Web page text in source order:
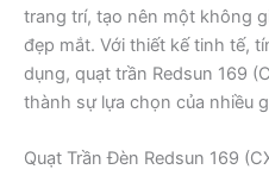
trang trí, tạo nên một không
đẹp mắt. Với thiết kế tinh tế,
dụng, quạt trần Redsun 169
thành sự lựa chọn của nhiều
Quạt Trần Đèn Redsun 169